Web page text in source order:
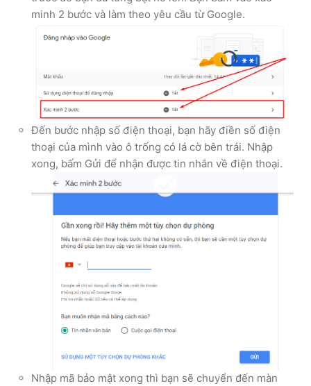
minh 2 bước và làm theo yêu cầu từ Google.
Đến bước nhập số điện thoại, bạn hãy điền số điện
thoại của mình vào ô trống có lá cờ bên trái. Nhập
xong, bấm Gửi để nhận được tin nhắn về điện thoại.
Nhập mã bảo mật xong thì bạn sẽ chuyển đến màn